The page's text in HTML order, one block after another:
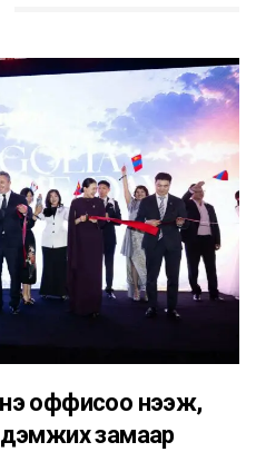
оффисоо нээж,
дэмжих замаар